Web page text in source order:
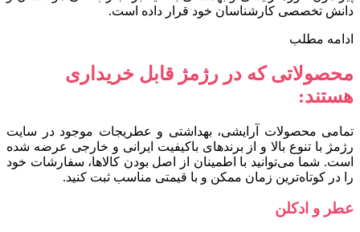
دانش تخصصی کارشناسان خود قرار داده است.
ادامه مطلب
محصولاتی که در رژمژ قابل خریداری
هستند:
تمامی محصولات آرایشی، بهداشتی و عطریجات موجود در سایت
رژمژ با تنوع بالا و از برندهای باکیفیت ایرانی و خارجی عرضه شده
است. شما می‌توانید با اطمینان از اصل بودن کالاها، سفارشات خود
را در کوتاه‌ترین زمان ممکن و با قیمتی مناسب ثبت کنید.
عطر و ادکلن